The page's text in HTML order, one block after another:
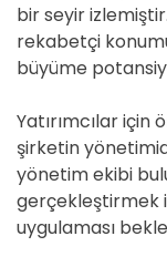
bir seyir
rekabetçi
büyüme
Yatırımcılar
şirketin
yönetim ekibi
gerçekleştirmek
uygulaması